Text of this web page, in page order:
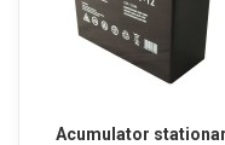
Acumulator stationar